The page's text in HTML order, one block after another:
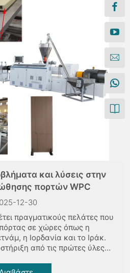
και λύσεις στην
πορτών WPC
12-30
πραγματικούς πελάτες που
σε χώρες όπως η
η Ιορδανία και το Ιράκ.
από τις πρώτες ύλες
σε δεκάδες γραμμές